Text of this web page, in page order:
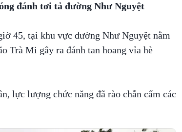
đánh tơi tả đường Như Nguyệt
45, tại khu vực đường Như Nguyệt nằm
Trà Mi gây ra đánh tan hoang vỉa hè
lực lượng chức năng đã rào chắn cấm các